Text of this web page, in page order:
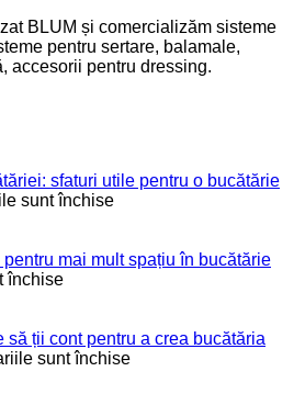
BLUM și comercializăm sisteme
pentru sertare, balamale,
accesorii pentru dressing.
sfaturi utile pentru o bucătărie
sunt închisepentru
sfaturi
bucătărie
de
mai mult spațiu în bucătărie
închisepentru
moderne
pentru
să ții cont pentru a crea bucătăria
sunt închisepentru